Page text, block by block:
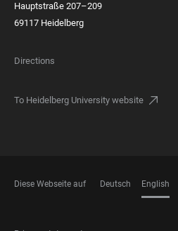
Hauptstraße 207–209
69117 Heidelberg
Directions
To Heidelberg University website
Diese Webseite auf Deutsch English